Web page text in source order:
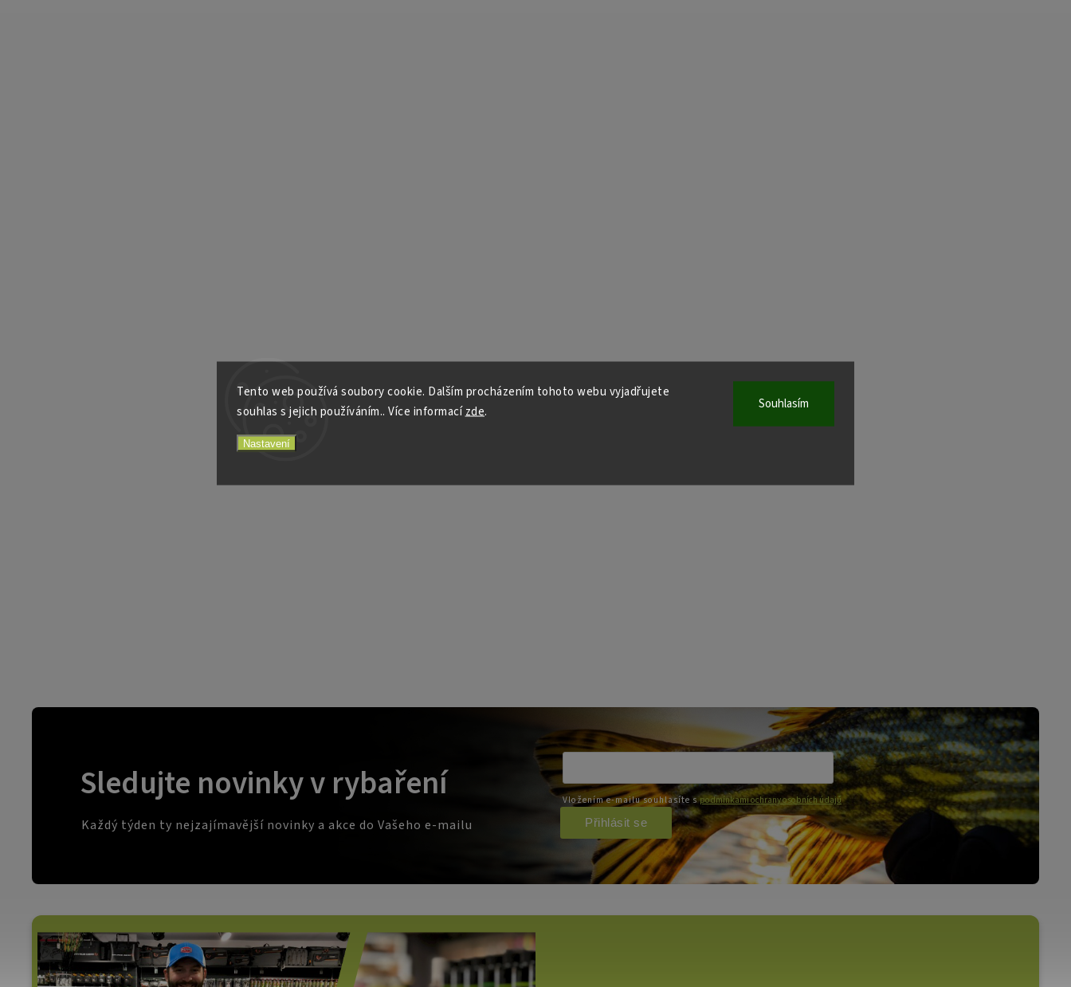
Tento web používá soubory cookie. Dalším procházením tohoto webu vyjadřujete
souhlas s jejich používáním.. Více informacízde.
Nastavení
Souhlasím
Sledujte novinky v rybaření
Každý týden ty nejzajímavější novinky a akce do Vašeho e-mailu
Vložením e-mailu souhlasíte spodmínkami ochrany osobních údajů
Přihlásit se